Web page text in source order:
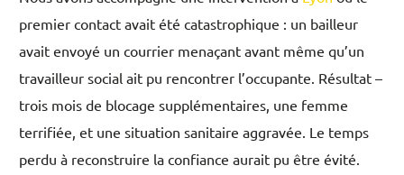
premier contact avait été catastrophique : un bailleur
avait envoyé un courrier menaçant avant même qu’un
travailleur social ait pu rencontrer l’occupante. Résultat –
trois mois de blocage supplémentaires, une femme
terrifiée, et une situation sanitaire aggravée. Le temps
perdu à reconstruire la confiance aurait pu être évité.